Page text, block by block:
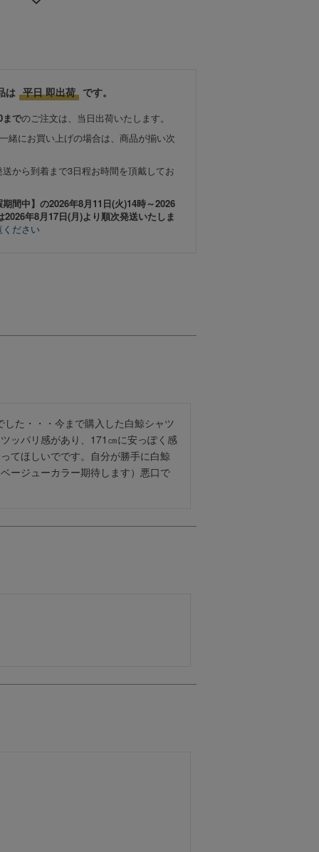
は 平日 即出荷 です。
でのご注文は、当日出荷いたします。
緒にお買い上げの場合は、商品が揃い次
から到着まで3日程お時間を頂戴してお
間中】の2026年8月11日(火)14時～2026
年8月17日(月)より順次発送いたしま
ください
た・・・今まで購入した白鯨シャツ
ッパリ感があり、171㎝に安っぽく感
てほしいでです。自分が勝手に白鯨
ージューカラー期待します）悪口で